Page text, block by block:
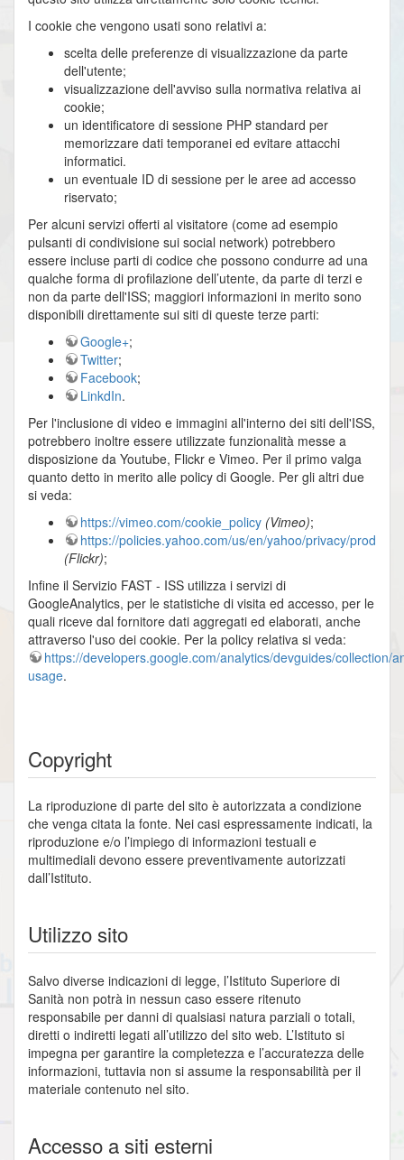
I cookie che vengono usati sono relativi a:
scelta delle preferenze di visualizzazione da parte
dell'utente;
visualizzazione dell'avviso sulla normativa relativa ai
cookie;
un identificatore di sessione PHP standard per
memorizzare dati temporanei ed evitare attacchi
informatici.
un eventuale ID di sessione per le aree ad accesso
riservato;
Per alcuni servizi offerti al visitatore (come ad esempio
pulsanti di condivisione sui social network) potrebbero
essere incluse parti di codice che possono condurre ad una
qualche forma di profilazione dell’utente, da parte di terzi e
non da parte dell'ISS; maggiori informazioni in merito sono
disponibili direttamente sui siti di queste terze parti:
Google+;
Twitter;
Facebook;
LinkdIn.
Per l'inclusione di video e immagini all'interno dei siti dell'ISS,
potrebbero inoltre essere utilizzate funzionalità messe a
disposizione da Youtube, Flickr e Vimeo. Per il primo valga
quanto detto in merito alle policy di Google. Per gli altri due
si veda:
https://vimeo.com/cookie_policy (Vimeo);
https://policies.yahoo.com/us/en/yahoo/privacy/
(Flickr);
Infine il Servizio FAST - ISS utilizza i servizi di
GoogleAnalytics, per le statistiche di visita ed accesso, per le
quali riceve dal fornitore dati aggregati ed elaborati, anche
attraverso l'uso dei cookie. Per la policy relativa si veda:
https://developers.google.com/analytics/devguides/collection/
usage.
Copyright
La riproduzione di parte del sito è autorizzata a condizione
che venga citata la fonte. Nei casi espressamente indicati, la
riproduzione e/o l’impiego di informazioni testuali e
multimediali devono essere preventivamente autorizzati
dall’Istituto.
Utilizzo sito
Salvo diverse indicazioni di legge, l’Istituto Superiore di
Sanità non potrà in nessun caso essere ritenuto
responsabile per danni di qualsiasi natura parziali o totali,
diretti o indiretti legati all’utilizzo del sito web. L’Istituto si
impegna per garantire la completezza e l’accuratezza delle
informazioni, tuttavia non si assume la responsabilità per il
materiale contenuto nel sito.
Accesso a siti esterni